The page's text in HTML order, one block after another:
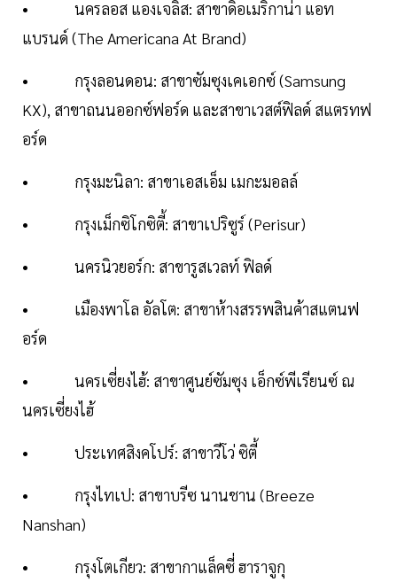
• นครลอส แองเจลิส: สาขาดิอเมริกาน่า แอท
แบรนด์ (The Americana At Brand)
• กรุงลอนดอน: สาขาซัมซุงเคเอกซ์ (Samsung
KX), สาขาถนนออกซ์ฟอร์ด และสาขาเวสต์ฟิลด์ สแตรทฟ
อร์ด
• กรุงมะนิลา: สาขาเอสเอ็ม เมกะมอลล์
• กรุงเม็กซิโกซิตี้: สาขาเปริซูร์ (Perisur)
• นครนิวยอร์ก: สาขารูสเวลท์ ฟิลด์
• เมืองพาโล อัลโต: สาขาห้างสรรพสินค้าสแตนฟ
อร์ด
• นครเซี่ยงไฮ้: สาขาศูนย์ซัมซุง เอ็กซ์พีเรียนซ์ ณ
นครเซี่ยงไฮ้
• ประเทศสิงคโปร์: สาขาวีโว่ ซิตี้
• กรุงไทเป: สาขาบรีซ นานชาน (Breeze
Nanshan)
• กรุงโตเกียว: สาขากาแล็คซี่ ฮาราจูกุ